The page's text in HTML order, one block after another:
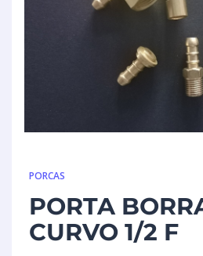
PORCAS
PORTA
CURVO 1/2 F